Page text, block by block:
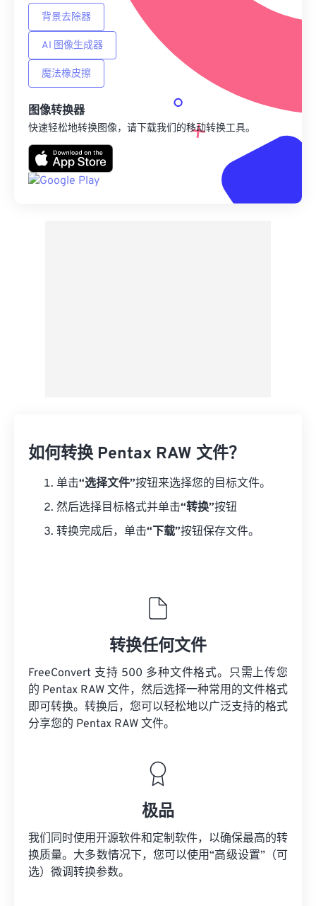
来自网址
背景去除器
AI 图像生成器
魔法橡皮擦
图像转换器
快速轻松地转换图像，请下载我们的移动转换工具。
如何转换 Pentax RAW 文件？
单击“选择文件”按钮来选择您的目标文件。
然后选择目标格式并单击“转换”按钮
转换完成后，单击“下载”按钮保存文件。
转换任何文件
FreeConvert 支持 500 多种文件格式。只需上传您
的 Pentax RAW 文件，然后选择一种常用的文件格式
即可转换。转换后，您可以轻松地以广泛支持的格式
分享您的 Pentax RAW 文件。
极品
我们同时使用开源软件和定制软件，以确保最高的转
换质量。大多数情况下，您可以使用“高级设置”（可
选）微调转换参数。